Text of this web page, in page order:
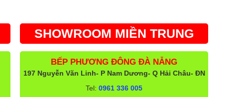
SHOWROOM MIỀN TRUNG
BẾP PHƯƠNG ĐÔNG ĐÀ NẴNG
197 Nguyễn Văn Linh- P Nam Dương- Q Hải Châu- ĐN
Tel:0961 336 005